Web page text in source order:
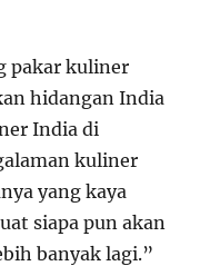
pakar kuliner
hidangan India
India di
kuliner
yang kaya
siapa pun akan
banyak lagi.”